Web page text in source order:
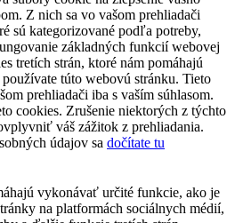
Z nich sa vo vašom prehliadači
sú kategorizované podľa potreby,
základných funkcií webovej
tretích strán, ktoré nám pomáhajú
túto webovú stránku. Tieto
prehliadači iba s vaším súhlasom.
cookies. Zrušenie niektorých z týchto
váš zážitok z prehliadania.
údajov sa dočítate tu
vykonávať určité funkcie, ako je
na platformách sociálnych médií,